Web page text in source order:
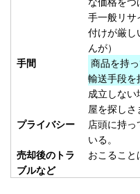
ホンデックス PS-
サギパック 魚探 未使
釣具買取クーポン
plamo20260124-
（2026/02/28迄）
ホンデックス PS-
釣具買取クーポン
plamo20260124-
05 （2026/02/28迄）
ABU カーディナル33
手一般リサ
付けが厳し
んが）
手間
商品を持
輸送手段を
成立しな
屋を探しさ
プライバシー
店頭に持
いる。
売却後のトラ
ブルなど
おこること